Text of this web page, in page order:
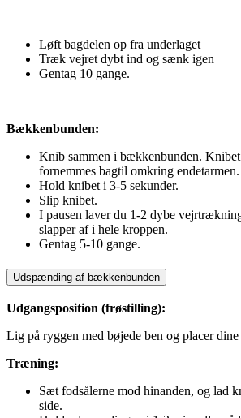
Løft bagdelen op fra underlaget
Træk vejret dybt ind og sænk igen
Gentag 10 gange.
Bækkenbunden:
Knib sammen i bækkenbunden.
fornemmes bagtil omkring endetarmen.
Hold knibet i 3-5 sekunder.
Slip knibet.
I pausen laver du 1-2 dybe
slapper af i hele kroppen.
Gentag 5-10 gange.
Udspænding af bækkenbunden
Udgangsposition (frøstilling):
Lig på ryggen med bøjede ben og placer
Træning:
Sæt fodsålerne mod hinanden, og lad
side.